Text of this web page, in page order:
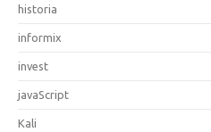
historia
informix
invest
javaScript
Kali